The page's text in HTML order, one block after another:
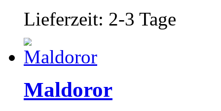
Lieferzeit: 2-3 Tage
Maldoror